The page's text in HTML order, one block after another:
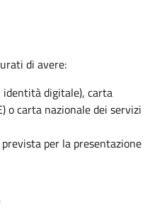
di avere:
identità digitale), carta
o carta nazionale dei servizi
per la presentazione